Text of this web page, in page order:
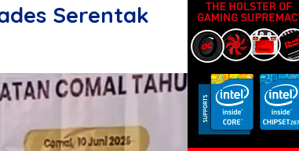
Serentak